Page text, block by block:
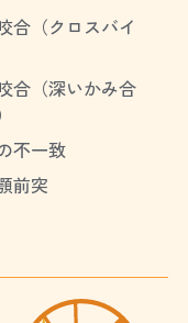
合（クロスバイ
合（深いかみ合
不一致
前突